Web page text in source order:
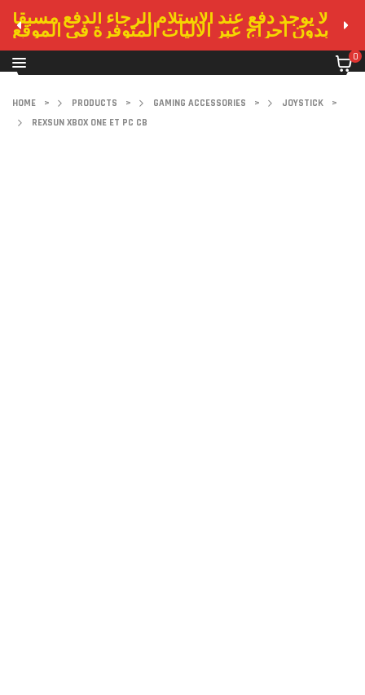
لا يوجد دفع عند الاستلام الرجاء الدفع مسبقا
بدون احراج عبر الاليات المتوفرة في الموقع
0
HOME > PRODUCTS > GAMING ACCESSORIES > JOYSTICK
>
REXSUN XBOX ONE ET PC CB